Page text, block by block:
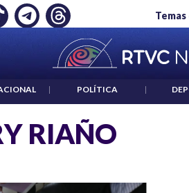
EMPLEO: JP MORGAN "HABLAR
| POLÍTICA |
RIAÑO